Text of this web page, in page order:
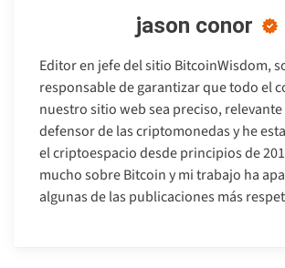
jason conor
Editor en jefe del sitio BitcoinWisdom,
responsable de garantizar que todo el
nuestro sitio web sea preciso, relevante
defensor de las criptomonedas y he
el criptoespacio desde principios de
mucho sobre Bitcoin y mi trabajo ha
algunas de las publicaciones más